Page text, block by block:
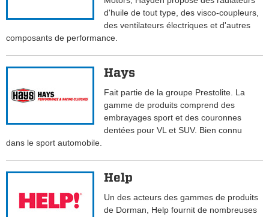
d'huile de tout type, des visco-coupleurs,
des ventilateurs électriques et d'autres
composants de performance.
Hays
Fait partie de la groupe Prestolite. La
gamme de produits comprend des
embrayages sport et des couronnes
dentées pour VL et SUV. Bien connu
dans le sport automobile.
Help
Un des acteurs des gammes de produits
de Dorman, Help fournit de nombreuses